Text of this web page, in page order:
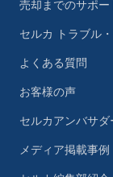
売却までのサポー
セルカ トラブル
よくある質問
お客様の声
セルカアンバサダ
メディア掲載事例